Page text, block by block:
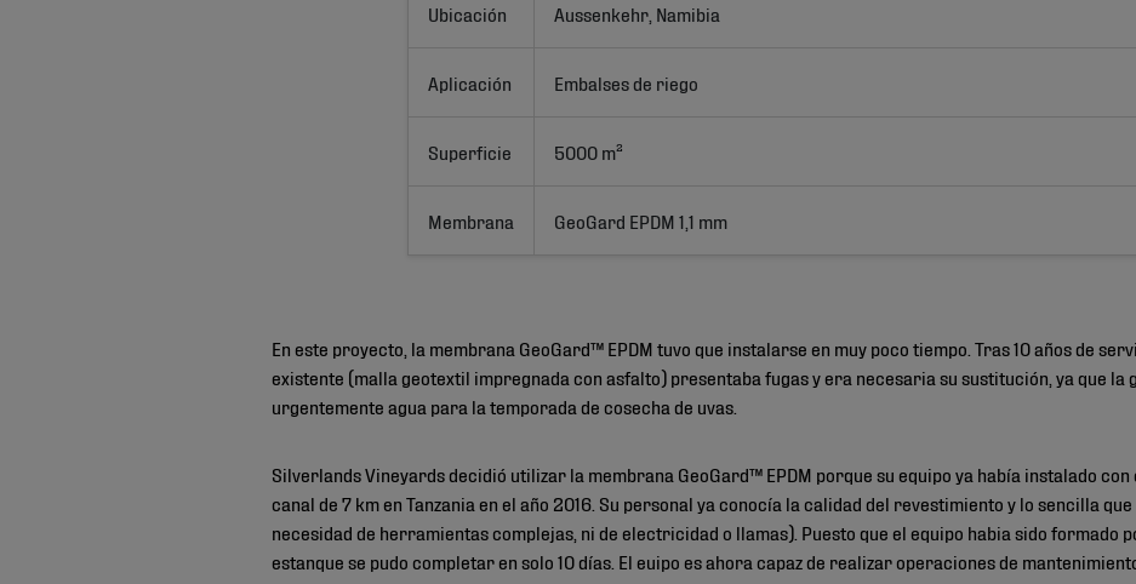
Ubicación Aussenkehr, Namibia
Aplicación Embalses de riego
Superficie 5000 m²
Membrana GeoGard EPDM 1,1 mm
En este proyecto, la membrana GeoGard™ EPDM tuvo que instalarse en muy poco tiempo. Tras 10 años de
existente (malla geotextil impregnada con asfalto) presentaba fugas y era necesaria su sustitución, ya que la
urgentemente agua para la temporada de cosecha de uvas.
Silverlands Vineyards decidió utilizar la membrana GeoGard™ EPDM porque su equipo ya había instalado
canal de 7 km en Tanzania en el año 2016. Su personal ya conocía la calidad del revestimiento y lo sencilla
necesidad de herramientas complejas, ni de electricidad o llamas). Puesto que el equipo habia sido formado
estanque se pudo completar en solo 10 días. El euipo es ahora capaz de realizar operaciones de